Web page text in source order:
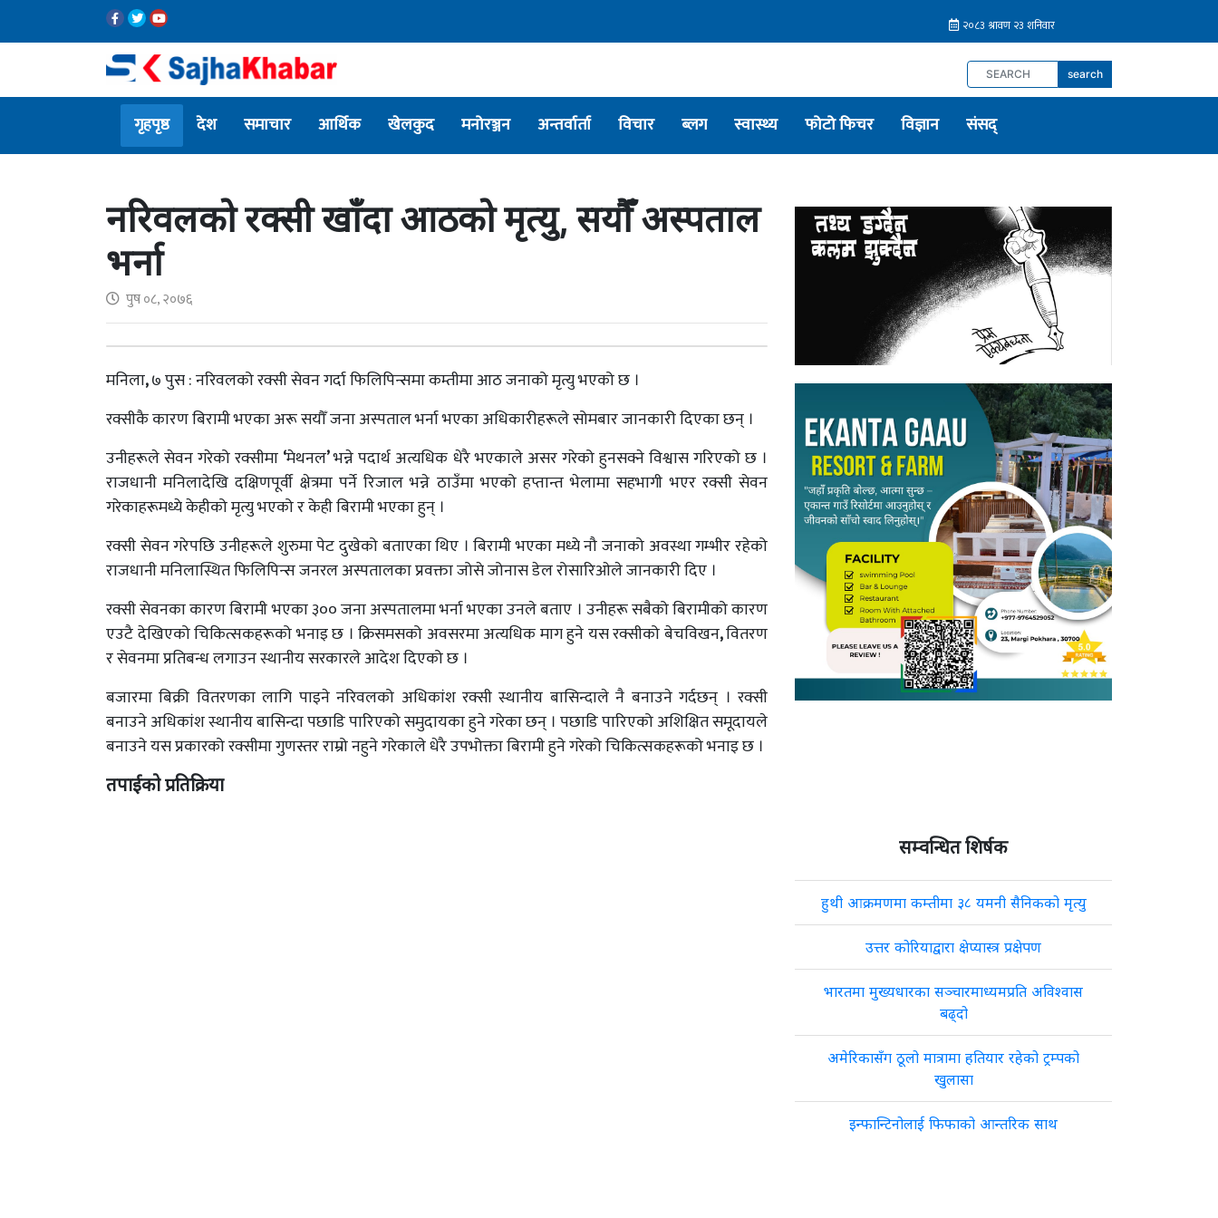
search
गृहपृष्ठ देश समाचार आर्थिक खेलकुद मनोरञ्जन अन्तर्वार्ता विचार ब्लग स्वास्थ्य फोटो फिचर विज्ञान संसद्
नरिवलको रक्सी खाँदा आठको मृत्यु, सयौँ अस्पताल
भर्ना
पुष ०८, २०७६
मनिला,७ पुस : नरिवलको रक्सी सेवन गर्दा फिलिपिन्समा कम्तीमा आठ जनाको मृत्यु भएको छ ।
रक्सीकै कारण बिरामी भएका अरू सयौँ जना अस्पताल भर्ना भएका अधिकारीहरूले सोमबार जानकारी दिएका छन् ।
उनीहरूले सेवन गरेको रक्सीमा ‘मेथनल’भन्ने पदार्थ अत्यधिक धेरै भएकाले असर गरेको हुनसक्ने विश्वास गरिएको छ ।
राजधानी मनिलादेखि दक्षिणपूर्वी क्षेत्रमा पर्ने रिजाल भन्ने ठाउँमा भएको हप्तान्त भेलामा सहभागी भएर रक्सी सेवन
गरेकाहरूमध्ये केहीको मृत्यु भएको र केही बिरामी भएका हुन् ।
रक्सी सेवन गरेपछि उनीहरूले शुरुमा पेट दुखेको बताएका थिए । बिरामी भएका मध्ये नौ जनाको अवस्था गम्भीर रहेको
राजधानी मनिलास्थित फिलिपिन्स जनरल अस्पतालका प्रवक्ता जोसे जोनास डेल रोसारिओले जानकारी दिए ।
रक्सी सेवनका कारण बिरामी भएका ३०० जना अस्पतालमा भर्ना भएका उनले बताए । उनीहरू सबैको बिरामीको कारण
एउटै देखिएको चिकित्सकहरूको भनाइ छ । क्रिसमसको अवसरमा अत्यधिक माग हुने यस रक्सीको बेचविखन,वितरण
र सेवनमा प्रतिबन्ध लगाउन स्थानीय सरकारले आदेश दिएको छ ।
बजारमा बिक्री वितरणका लागि पाइने नरिवलको अधिकांश रक्सी स्थानीय बासिन्दाले नै बनाउने गर्दछन् । रक्सी
बनाउने अधिकांश स्थानीय बासिन्दा पछाडि पारिएको समुदायका हुने गरेका छन् । पछाडि पारिएको अशिक्षित समूदायले
बनाउने यस प्रकारको रक्सीमा गुणस्तर राम्रो नहुने गरेकाले धेरै उपभोक्ता बिरामी हुने गरेको चिकित्सकहरूको भनाइ छ ।
तपाईको प्रतिक्रिया
सम्वन्धित शिर्षक
हुथी आक्रमणमा कम्तीमा ३८ यमनी सैनिकको मृत्यु
उत्तर कोरियाद्वारा क्षेप्यास्त्र प्रक्षेपण
भारतमा मुख्यधारका सञ्चारमाध्यमप्रति अविश्वास
बढ्दो
अमेरिकासँग ठूलो मात्रामा हतियार रहेको ट्रम्पको
खुलासा
इन्फान्टिनोलाई फिफाको आन्तरिक साथ